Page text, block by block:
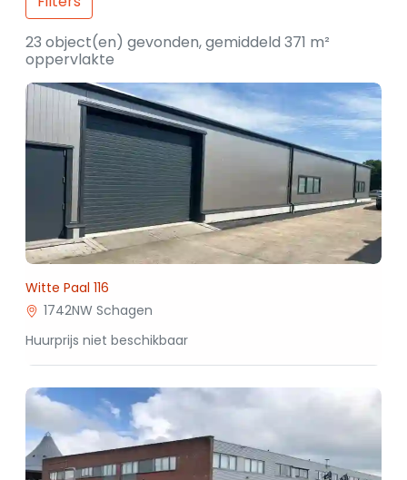
23 object(en) gevonden, gemiddeld 371 m²
oppervlakte
Witte Paal 116
1742NW Schagen
Huurprijs niet beschikbaar